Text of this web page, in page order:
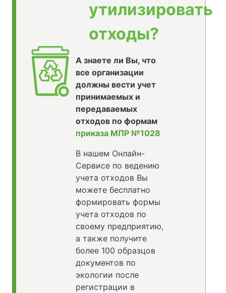
утилизировать
отходы?
А знаете ли Вы, что
все организации
должны вести учет
принимаемых и
передаваемых
отходов по формам
приказа МПР №1028
В нашем Онлайн-
Сервисе по ведению
учета отходов Вы
можете бесплатно
формировать формы
учета отходов по
своему предприятию,
а также получите
более 100 образцов
документов по
экологии после
регистрации в